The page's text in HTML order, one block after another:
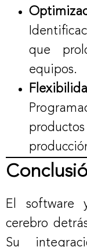
que
equipos.
El software
cerebro
Su